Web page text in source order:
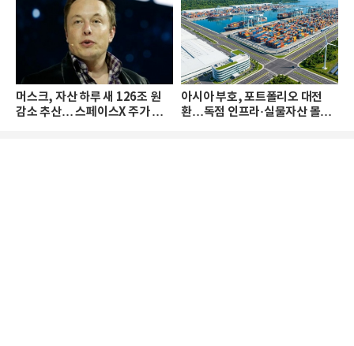
머스크, 자산 하루 새 126조 원
감소 추산… 스페이스X 주가 하
아시아 부호, 포트폴리오 대전
환…독점 인프라·실물자산 몰린